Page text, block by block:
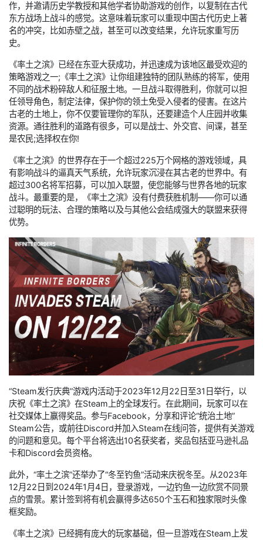
作，并邀请历史学教授和其他学者协助游戏的创作，以复制在古代
东方战场上战斗的感觉。这意味着玩家可以重现中国古代历史上著
名的冲突，比如赤壁之战，甚至可以改变结果，允许玩家重写历
史。
《率土之滨》已经在东亚大获成功，并迅速成为该地区最受欢迎的
策略游戏之一;《率土之滨》让你组建独特的团队熟练的将军，使用
不同的战术粉碎敌人和征服土地。一旦战斗取得胜利，你就可以担
任领导角色，制定法律，保护你的领土免受入侵者的侵害。在这片
古老的土地上，你不仅要管理你的军队，还要建造个人庄园并收集
资源。通往胜利的道路有很多，可以是战士、外交官、间谍，甚至
是农民;选择权在你!
《率土之滨》的世界存在于一个超过225万个网格的游戏领域，具
有影响战斗的逼真天气系统，允许玩家沉浸在其古老的世界中。有
超过300名将军招募，可以加入联盟，使您能够与世界各地的玩家
战斗。最重要的是，《率土之滨》没有付费获胜机制——你可以通
过聪明的玩法、合理的策略以及与其他公会结成强大的联盟来获得
优势。
“Steam发行庆典”游戏内活动于2023年12月22日至31日举行，以
庆祝《率土之滨》在Steam上的全球发行。在此期间，玩家可以在
社交媒体上赢得奖品。参与Facebook，分享和评论“统治土地”
Steam公告，或前往Discord并加入Steam在线问答，提供有关游戏
的问题和意见。每个平台将选出10名获奖者，奖品包括亚马逊礼品
卡和Discord会员资格。
此外，“率土之滨”还举办了“冬至钓鱼”活动来庆祝冬至。从2023年
12月22日到2024年1月4日，登录游戏，一边钓鱼一边欣赏不同景
点的雪景。累计签到将有机会赢得多达650个玉石和独家限时头像
框奖励。
《率土之滨》已经拥有庞大的玩家基础，但一旦游戏在Steam上发